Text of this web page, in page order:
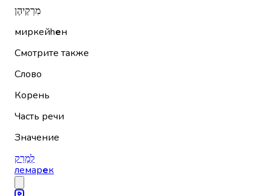
מִרְקֵיהֶן
миркейhен
Смотрите также
Слово
Корень
Часть речи
Значение
לְמָרֵק
лемарек